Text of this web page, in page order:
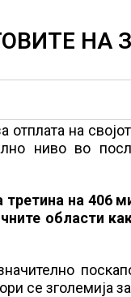
НА
отплата на
ниво во
на 406
области
се зголемија